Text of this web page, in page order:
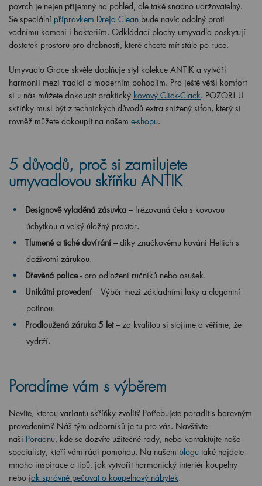
povrch je nejen příjemný na pohled, ale také snadno udržovatelný.
Se speciální přípravkem Dreja Clean bude navíc odolný proti
vodnímu kameni i bakteriím. Odkládací plochy umyvadla poskytují
dostatek prostoru pro drobnosti, které chcete mít stále po ruce.
Umyvadlo Grace skvěle doplňuje styl kolekce ANTIK a vytváří
harmonii mezi tradicí a moderním pohodlím. Pro ještě větší komfort
si u nás můžete dokoupit praktický kovový Click-Clack. POZOR! U
skříňky musí být z technických důvodů extra snížený sifon, který si
rovněž můžete dokoupit na našem e-shopu.
5 důvodů, proč si zamilujete
umyvadlovou skříňku ANTIK
Designově vyladěná zásuvka – frézovaná čela s kovovou
úchytkou a velký úložný prostor.
Tlumené a tiché dovírání – díky značkovému kování Hettich s
doživotní zárukou.
Dřevěná police - pro odložení ručníků nebo osušek.
Unikátní provedení – Výběr mezi základními laky a elegantní
patinou.
Prodloužená záruka 5 let – za kvalitou si stojíme a věříme, že
vydrží.
Poradíme vám s výběrem
Nevíte, kterou variantu skříňky zvolit? Potřebujete poradit s barevným
provedením? Náš tým odborníků je tu pro vás. Navštivte
naši Poradnu, kde se dozvíte užitečné rady, nebo kontaktujte naše
specialisty, kteří vám rádi pomohou. Na našem blogu také najdete
mnoho inspirace a tipů, jak vytvořit harmonický interiér koupelny
nebo jak správně pečovat o koupelnový nábytek.